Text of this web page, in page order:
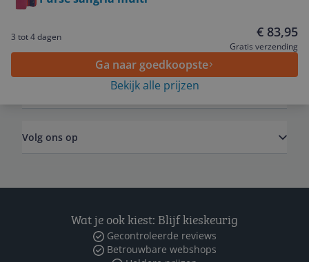
3 tot 4 dagen € 83,95
Gratis verzending
Ga naar goedkoopste
Bekijk alle prijzen
Algemeen
Volg ons op
Wat je ook kiest: Blijf kieskeurig
Gecontroleerde reviews
Betrouwbare webshops